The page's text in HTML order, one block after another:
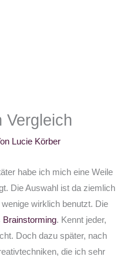
Vergleich
Lucie Körber
habe ich mich eine Weile
Die Auswahl ist da ziemlich
wirklich benutzt. Die
Brainstorming. Kennt jeder,
Doch dazu später, nach
die ich sehr